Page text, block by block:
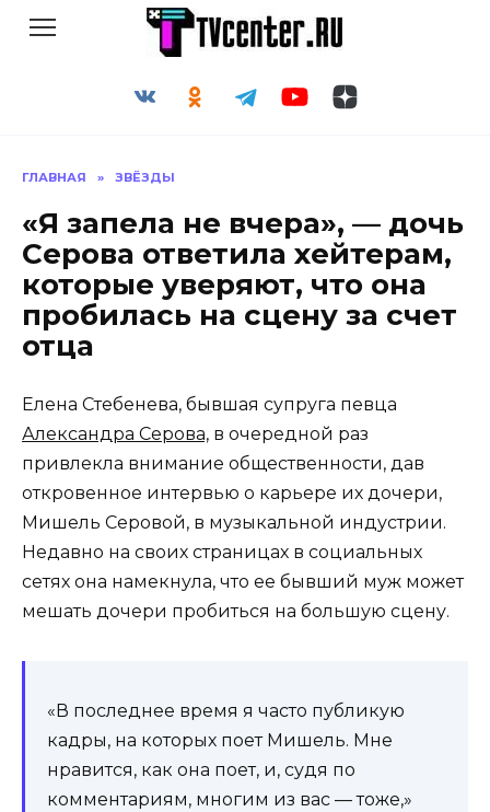
ГЛАВНАЯ » ЗВЁЗДЫ
«Я запела не вчера», — дочь
Серова ответила хейтерам,
которые уверяют, что она
пробилась на сцену за счет
отца
Елена Стебенева, бывшая супруга певца
Александра Серова, в очередной раз
привлекла внимание общественности, дав
откровенное интервью о карьере их дочери,
Мишель Серовой, в музыкальной индустрии.
Недавно на своих страницах в социальных
сетях она намекнула, что ее бывший муж может
мешать дочери пробиться на большую сцену.
«В последнее время я часто публикую
кадры, на которых поет Мишель. Мне
нравится, как она поет, и, судя по
комментариям, многим из вас — тоже,»